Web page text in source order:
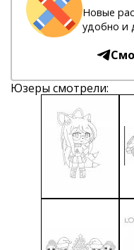
Новые
удобно и
Юзеры смотрели: